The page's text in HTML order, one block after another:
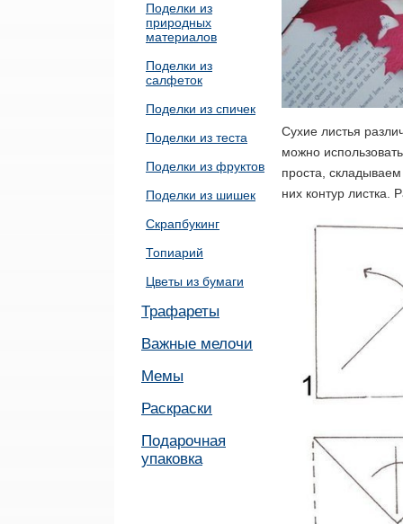
Поделки из
природных
материалов
Поделки из
салфеток
Поделки из спичек
Поделки из теста
Поделки из фруктов
Поделки из шишек
Скрапбукинг
Топиарий
Цветы из бумаги
Трафареты
Важные мелочи
Мемы
Раскраски
Подарочная
упаковка
Сухие листья
можно
проста,
них контур листка.